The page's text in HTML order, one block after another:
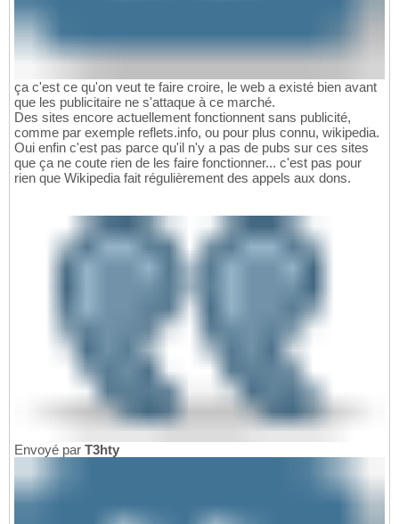
ça c'est ce qu'on veut te faire croire, le web a existé bien avant
que les publicitaire ne s'attaque à ce marché.
Des sites encore actuellement fonctionnent sans publicité,
comme par exemple reflets.info, ou pour plus connu, wikipedia.
Oui enfin c'est pas parce qu'il n'y a pas de pubs sur ces sites
que ça ne coute rien de les faire fonctionner... c'est pas pour
rien que Wikipedia fait régulièrement des appels aux dons.
Envoyé par T3hty